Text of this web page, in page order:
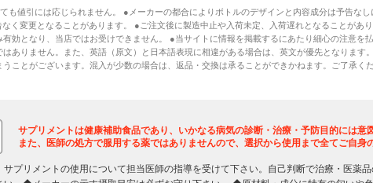
も値引には応じられません。 ●メーカーの都合によりボトルのデザインと内容成分は予告なし
く変更となることがあります。 ●ご注文後に製造中止や入荷未定、入荷遅れとなることがあ
効となり、当店ではお受けできません。 ●当サイトに情報を掲載するにあたり細心の注意を
ありません。また、英語（原文）と日本語表現に相違がある場合は、英文が優先となります
ことがございます。混入が少数の場合は、返品・交換は承ることができかねます。ご了承くだ
サプリメントは健康補助食品であり、いかなる病気の診断・治療・予防目的には意
また、医師の処方で服用する薬ではありませんので、選択から使用まで全てご自身
プリメントの使用について担当医師の指導を受けて下さい。自己判断で治療・医薬